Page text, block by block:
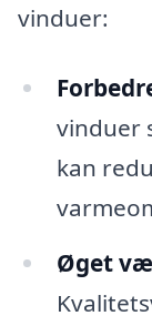
vinduer:
vinduer
kan
Øget